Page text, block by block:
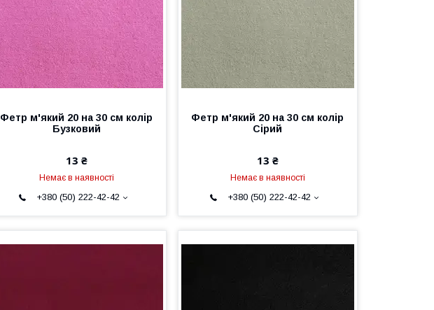
Фетр м'який 20 на 30 см колір
Бузковий
13 ₴
Немає в наявності
+380 (50) 222-42-42
Фетр м'який 20 на 30 см колір
Сірий
13 ₴
Немає в наявності
+380 (50) 222-42-42